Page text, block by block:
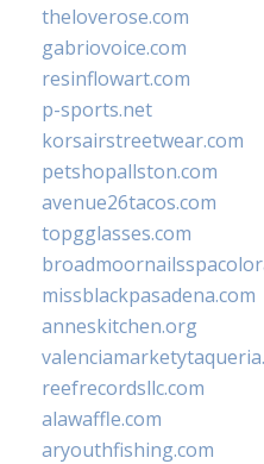
theloverose.com
gabriovoice.com
resinflowart.com
p-sports.net
korsairstreetwear.com
petshopallston.com
avenue26tacos.com
topgglasses.com
missblackpasadena.com
anneskitchen.org
reefrecordsllc.com
alawaffle.com
aryouthfishing.com